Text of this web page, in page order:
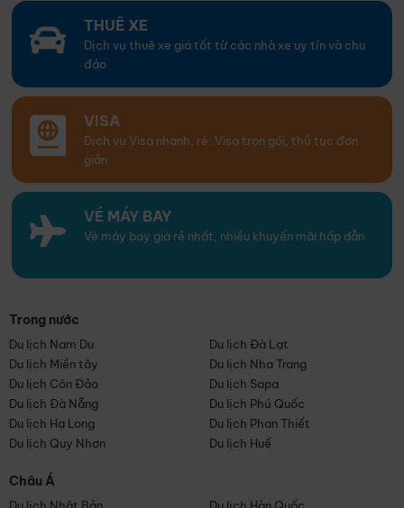
THUÊ XE
Dịch vụ thuê xe giá tốt từ các nhà xe uy tín và chu
đáo
VISA
Dịch vụ Visa nhanh, rẻ. Visa trọn gói, thủ tục đơn
giản
VÉ MÁY BAY
Vé máy bay giá rẻ nhất, nhiều khuyến mãi hấp dẫn
Trong nước
Du lịch Nam Du
Du lịch Đà Lạt
Du lịch Miền tây
Du lịch Nha Trang
Du lịch Côn Đảo
Du lịch Sapa
Du lịch Đà Nẵng
Du lịch Phú Quốc
Du lịch Hạ Long
Du lịch Phan Thiết
Du lịch Quy Nhơn
Du lịch Huế
Châu Á